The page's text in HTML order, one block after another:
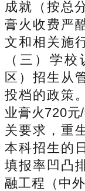
成就（按总
膏火收费严
文和相关施
（三）学
区）招生从
投档的政策
业膏火720元
关要求，重
本科招生的
填报率凹凸
融工程（中